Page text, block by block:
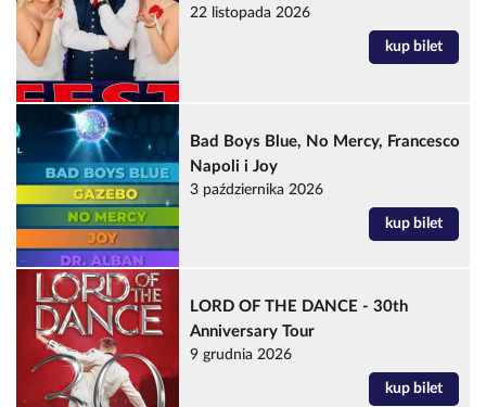
22 listopada 2026
kup bilet
Bad Boys Blue, No Mercy, Francesco
Napoli i Joy
3 października 2026
kup bilet
LORD OF THE DANCE - 30th
Anniversary Tour
9 grudnia 2026
kup bilet